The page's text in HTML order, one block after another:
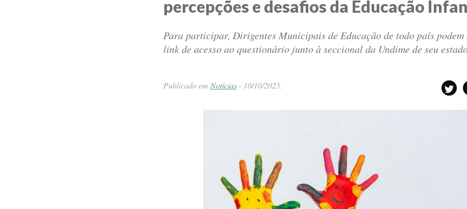
percepções e desafios da Educação
Para participar, Dirigentes Municipais de Educação de todo país
link de acesso ao questionário junto à seccional da Undime de seu
Publicado em Notícias- 10/10/2025.